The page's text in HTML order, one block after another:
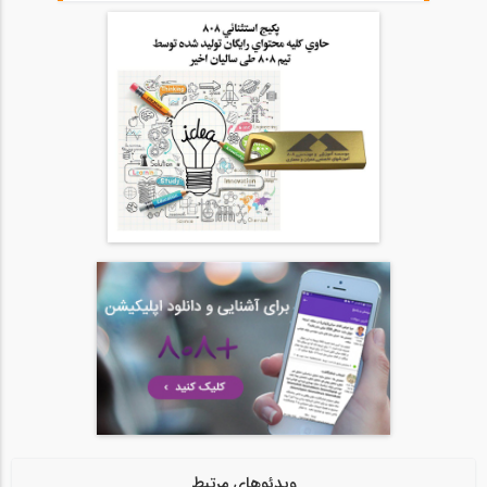
آموزش نحوه عملکرد نرم افزارهای ماشین...
فیلم ورکشاپ کاربرد اصولی ماشین حساب...
جلسه اول دوره آنلاین ورود به حرفه عمران...
جلسه اول دوره آنلاین ورود به حرفه...